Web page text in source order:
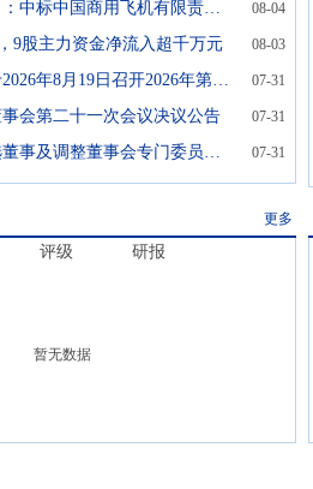
通光线缆（300265）：中标中国商用飞机有限责任公司上海飞机设计研究院采购项目，中标金额为316.21万元 08-04
9股主力资金净流入超千万元 08-03
通光线缆：公司将于2026年8月19日召开2026年第一次临时股东会 07-31
会第二十一次会议决议公告 07-31
通光线缆：关于补选董事及调整董事会专门委员会委员的公告 07-31
更多
评级 研报
暂无数据